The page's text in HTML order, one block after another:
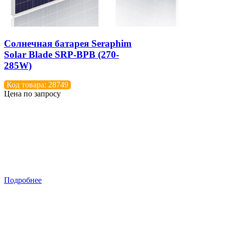
Солнечная батарея Seraphim
Solar Blade SRP-BPB (270-
285W)
Код товара: 28749
Цена по запросу
Подробнее